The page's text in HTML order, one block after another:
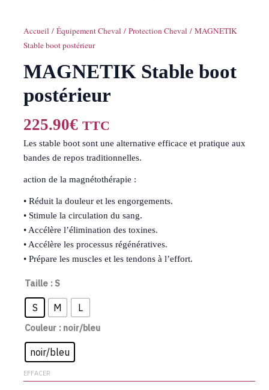
Accueil /Équipement Cheval /Protection Cheval / MAGNETIK
Stable boot postérieur
MAGNETIK Stable boot
postérieur
225.90€ TTC
Les stable boot sont une alternative efficace et pratique aux
bandes de repos traditionnelles.
action de la magnétothérapie :
• Réduit la douleur et les engorgements.
• Stimule la circulation du sang.
• Accélère l’élimination des toxines.
• Accélère les processus régénératives.
• Prépare les muscles et les tendons à l’effort.
Taille : S
S M L
Couleur : noir/bleu
noir/bleu
EFFACER